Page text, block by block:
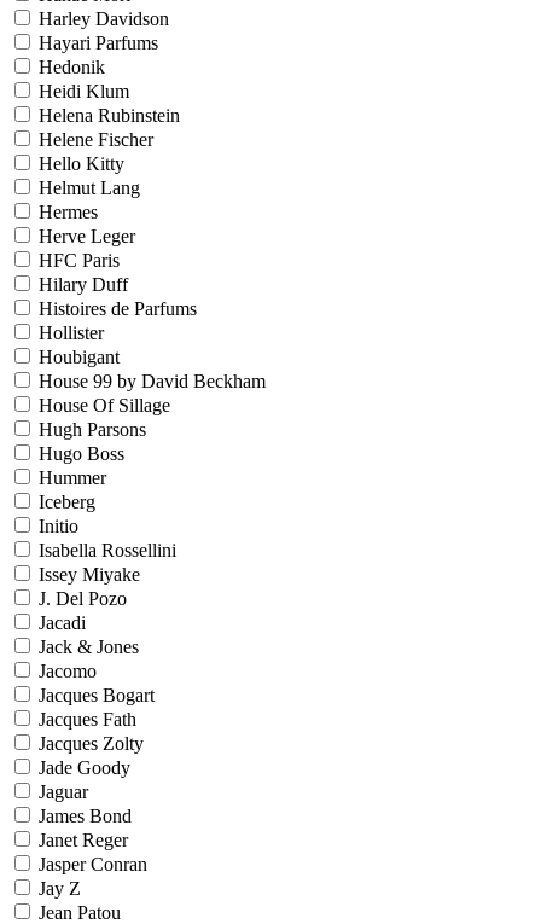
Harley Davidson
Hayari Parfums
Hedonik
Heidi Klum
Helena Rubinstein
Helene Fischer
Hello Kitty
Helmut Lang
Hermes
Herve Leger
HFC Paris
Hilary Duff
Histoires de Parfums
Hollister
Houbigant
House 99 by David Beckham
House Of Sillage
Hugh Parsons
Hugo Boss
Hummer
Iceberg
Initio
Isabella Rossellini
Issey Miyake
J. Del Pozo
Jacadi
Jack & Jones
Jacomo
Jacques Bogart
Jacques Fath
Jacques Zolty
Jade Goody
Jaguar
James Bond
Janet Reger
Jasper Conran
Jay Z
Jean Patou